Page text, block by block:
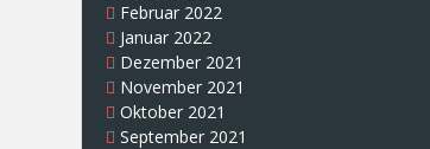
Februar 2022
Januar 2022
Dezember 2021
November 2021
Oktober 2021
September 2021